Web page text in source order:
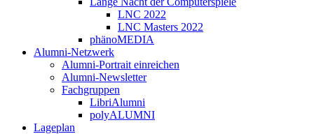
LNC 2022
LNC Masters 2022
phänoMEDIA
Alumni-Netzwerk
Alumni-Portrait einreichen
Alumni-Newsletter
Fachgruppen
LibriAlumni
polyALUMNI
Lageplan